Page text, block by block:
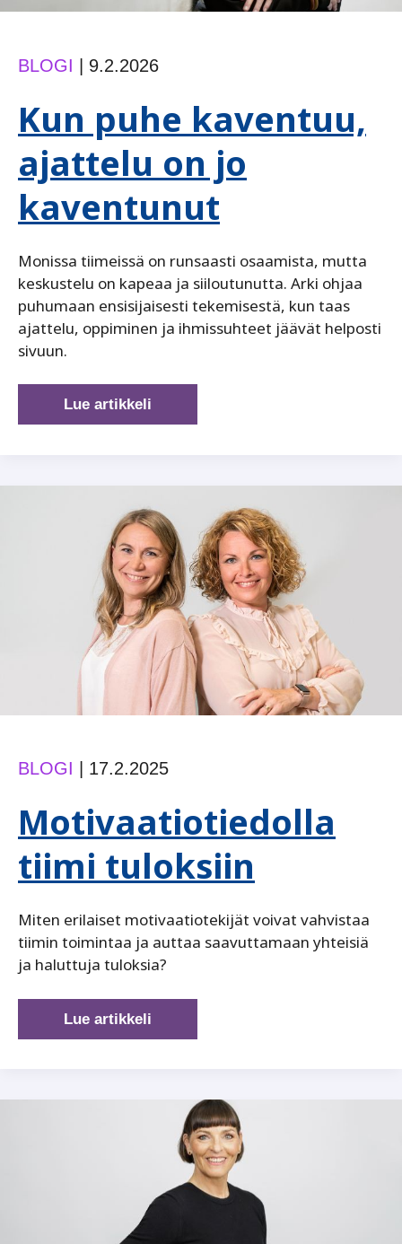
BLOGI 9.2.2026
Kun puhe kaventuu,
ajattelu on jo
kaventunut
Monissa tiimeissä on runsaasti osaamista, mutta
keskustelu on kapeaa ja siiloutunutta. Arki ohjaa
puhumaan ensisijaisesti tekemisestä, kun taas
ajattelu, oppiminen ja ihmissuhteet jäävät helposti
sivuun.
Kun
puhe
kaventunut
Lue artikkeli
BLOGI 17.2.2025
Motivaatiotiedolla
tiimi tuloksiin
Miten erilaiset motivaatiotekijät voivat vahvistaa
tiimin toimintaa ja auttaa saavuttamaan yhteisiä
ja haluttuja tuloksia?
Motivaatiotiedolla
tiimi
Lue artikkeli